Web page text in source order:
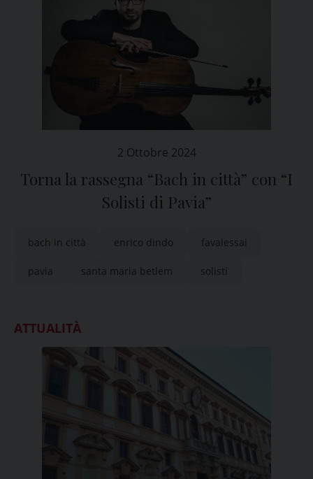
2 Ottobre 2024
Torna la rassegna “Bach in città” con “I
Solisti di Pavia”
bach in città enrico dindo favalessai
pavia santa maria betlem solisti
ATTUALITÀ